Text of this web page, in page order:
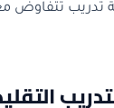
تدريب تتفاوض